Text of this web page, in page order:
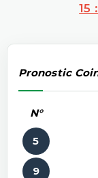
15
Pronostic
N°
5
9